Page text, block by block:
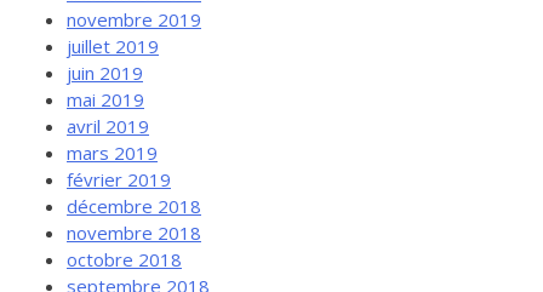
novembre 2019
juillet 2019
juin 2019
mai 2019
avril 2019
mars 2019
février 2019
décembre 2018
novembre 2018
octobre 2018
septembre 2018